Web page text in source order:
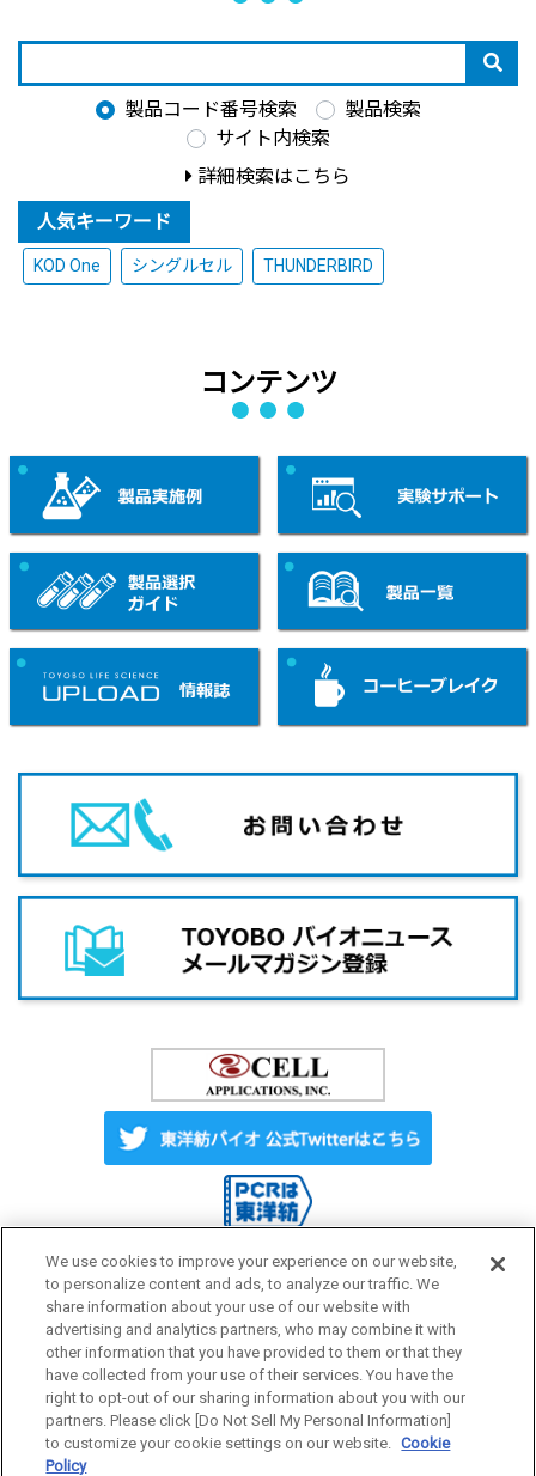
製品コード番号検索
製品検索
サイト内検索
詳細検索はこちら
人気キーワード
KOD One シングルセル THUNDERBIRD
コンテンツ
Label License ご利用にあたって
プライバシーポリシー サイトマップ
We use cookies to improve your experience on our website,
to personalize content and ads, to analyze our traffic. We
share information about your use of our website with
advertising and analytics partners, who may combine it with
other information that you have provided to them or that they
have collected from your use of their services. You have the
right to opt-out of our sharing information about you with our
partners. Please click [Do Not Sell My Personal Information]
to customize your cookie settings on our website. Cookie
Policy